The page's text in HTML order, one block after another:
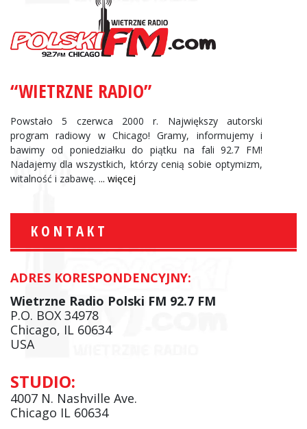
“WIETRZNE RADIO”
Powstało 5 czerwca 2000 r. Największy autorski
program radiowy w Chicago! Gramy, informujemy i
bawimy od poniedziałku do piątku na fali 92.7 FM!
Nadajemy dla wszystkich, którzy cenią sobie optymizm,
witalność i zabawę. ... więcej
KONTAKT
ADRES KORESPONDENCYJNY:
Wietrzne Radio Polski FM 92.7 FM
P.O. BOX 34978
Chicago, IL 60634
USA
STUDIO:
4007 N. Nashville Ave.
Chicago IL 60634